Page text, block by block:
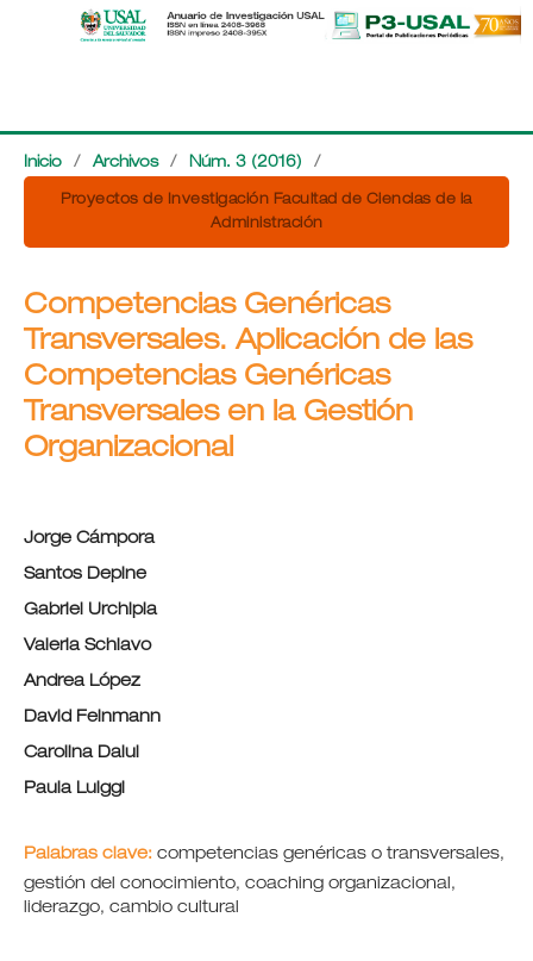
Inicio / Archivos / Núm. 3 (2016) /
Proyectos de Investigación Facultad de Ciencias de la
Administración
Competencias Genéricas
Transversales. Aplicación de las
Competencias Genéricas
Transversales en la Gestión
Organizacional
Jorge Cámpora
Santos Depine
Gabriel Urchipia
Valeria Schiavo
Andrea López
David Feinmann
Carolina Dalul
Paula Luiggi
Palabras clave: competencias genéricas o transversales,
gestión del conocimiento, coaching organizacional,
liderazgo, cambio cultural